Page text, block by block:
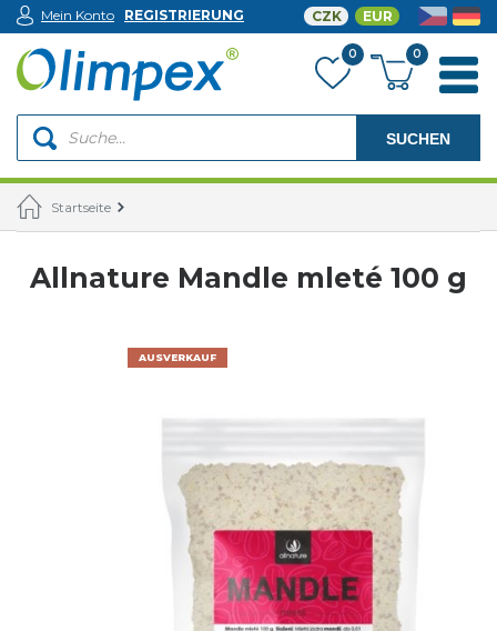
SUCHEN
Mein Konto REGISTRIERUNG
0
CZK EUR
0
Startseite
Allnature Mandle mleté 100 g
AUSVERKAUF